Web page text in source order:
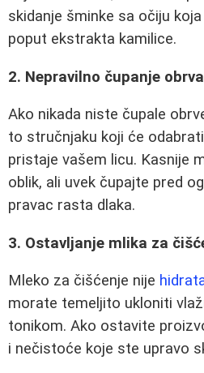
skidanje šminke sa očiju
poput ekstrakta kamilice.
2. Nepravilno čupanje obrva
Ako nikada niste čupale
to stručnjaku koji će
pristaje vašem licu. Kasnije
oblik, ali uvek čupajte pred
pravac rasta dlaka.
3. Ostavljanje mlika za
Mleko za čišćenje nije
morate temeljito ukloniti
tonikom. Ako ostavite
i nečistoće koje ste upravo